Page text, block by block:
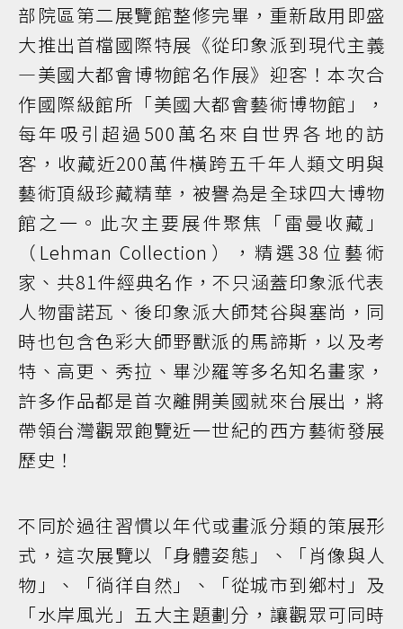
部院區第二展覽館整修完畢，重新啟用即盛
大推出首檔國際特展《從印象派到現代主義
—美國大都會博物館名作展》迎客！本次合
作國際級館所「美國大都會藝術博物館」，
每年吸引超過500萬名來自世界各地的訪
客，收藏近200萬件橫跨五千年人類文明與
藝術頂級珍藏精華，被譽為是全球四大博物
館之一。此次主要展件聚焦「雷曼收藏」
（Lehman Collection），精選38位藝術
家、共81件經典名作，不只涵蓋印象派代表
人物雷諾瓦、後印象派大師梵谷與塞尚，同
時也包含色彩大師野獸派的馬諦斯，以及考
特、高更、秀拉、畢沙羅等多名知名畫家，
許多作品都是首次離開美國就來台展出，將
帶領台灣觀眾飽覽近一世紀的西方藝術發展
歷史！
不同於過往習慣以年代或畫派分類的策展形
式，這次展覽以「身體姿態」、「肖像與人
物」、「徜徉自然」、「從城市到鄉村」及
「水岸風光」五大主題劃分，讓觀眾可同時